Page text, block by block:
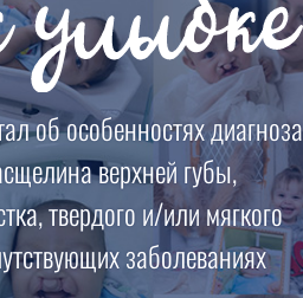
об особенностях диагноза
верхней губы,
твердого и/или мягкого
заболеваниях